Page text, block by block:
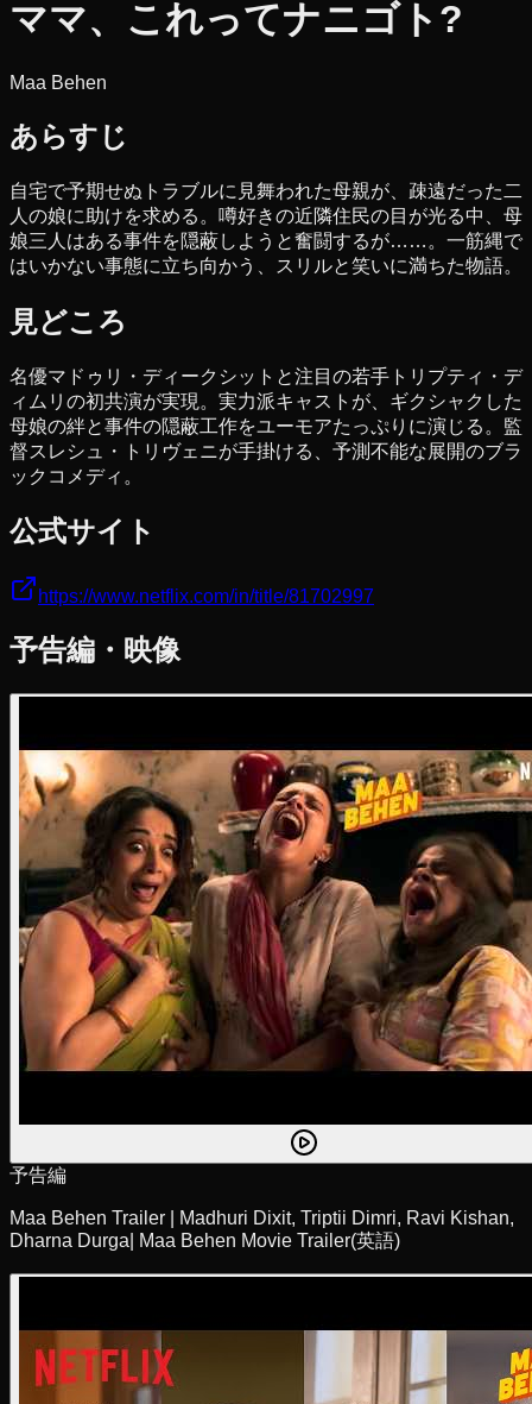
ママ、これってナニゴト?
Maa Behen
あらすじ
自宅で予期せぬトラブルに見舞われた母親が、疎遠だった二
人の娘に助けを求める。噂好きの近隣住民の目が光る中、母
娘三人はある事件を隠蔽しようと奮闘するが……。一筋縄で
はいかない事態に立ち向かう、スリルと笑いに満ちた物語。
見どころ
名優マドゥリ・ディークシットと注目の若手トリプティ・デ
ィムリの初共演が実現。実力派キャストが、ギクシャクした
母娘の絆と事件の隠蔽工作をユーモアたっぷりに演じる。監
督スレシュ・トリヴェニが手掛ける、予測不能な展開のブラ
ックコメディ。
公式サイト
https://www.netflix.com/in/title/81702997
予告編・映像
予告編
Maa Behen Trailer | Madhuri Dixit, Triptii Dimri, Ravi Kishan,
Dharna Durga| Maa Behen Movie Trailer(英語)